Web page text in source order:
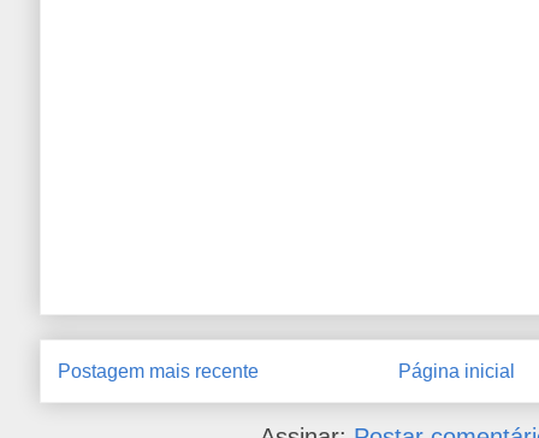
Postagem mais recente Página inicial